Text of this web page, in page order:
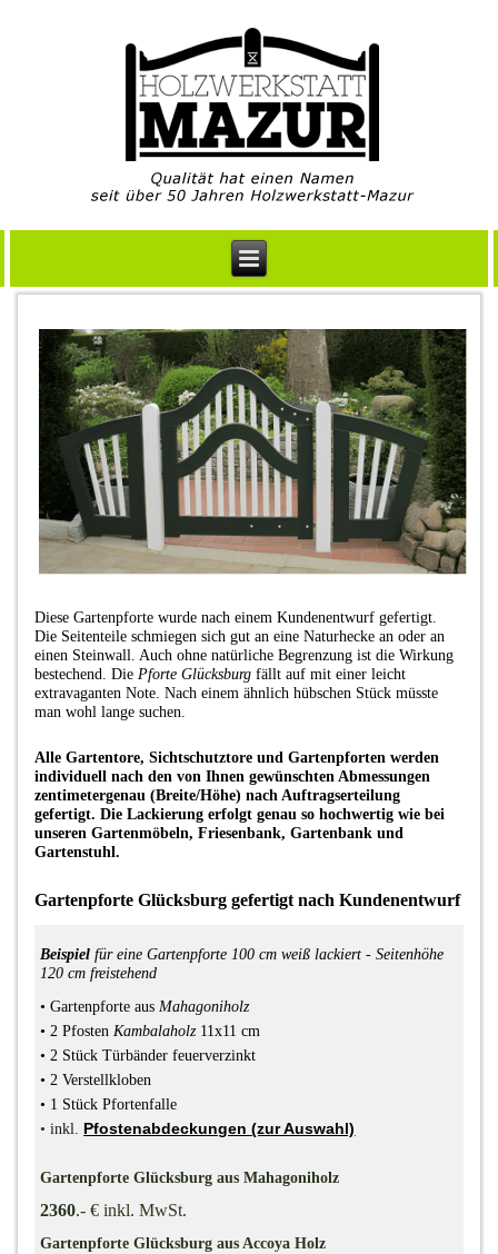
Diese Gartenpforte wurde nach einem Kundenentwurf gefertigt.
Die Seitenteile schmiegen sich gut an eine Naturhecke an oder an
einen Steinwall. Auch ohne natürliche Begrenzung ist die Wirkung
bestechend. DiePforte Glücksburg fällt auf mit einer leicht
extravaganten Note. Nach einem ähnlich hübschen Stück müsste
man wohl lange suchen.
Alle Gartentore, Sichtschutztore und Gartenpforten werden
individuell nach den von Ihnen gewünschten Abmessungen
zentimetergenau (Breite/Höhe) nach Auftragserteilung
gefertigt. Die Lackierung erfolgt genau so hochwertig wie bei
unseren Gartenmöbeln, Friesenbank, Gartenbank und
Gartenstuhl.
Gartenpforte Glücksburg gefertigt nach Kundenentwurf
Beispiel für eine Gartenpforte 100 cm weiß lackiert - Seitenhöhe
120 cm freistehend
•Gartenpforte aus Mahagoniholz
• 2 PfostenKambalaholz11x11 cm
• 2 Stück Türbänder feuerverzinkt
• 2 Verstellkloben
• 1 Stück Pfortenfalle
•inkl. Pfostenabdeckungen (zur Auswahl)
Gartenpforte Glücksburg aus Mahagoniholz
2360.- € inkl. MwSt.
Gartenpforte Glücksburg aus Accoya Holz